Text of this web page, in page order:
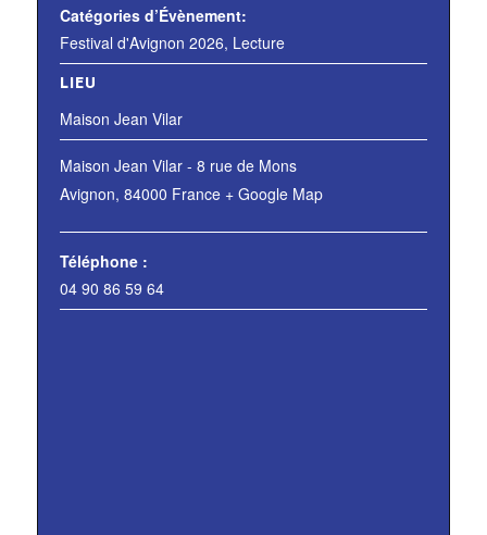
Catégories d’Évènement:
Festival d'Avignon 2026, Lecture
LIEU
Maison Jean Vilar
Maison Jean Vilar - 8 rue de Mons
Avignon, 84000 France + Google Map
Téléphone :
04 90 86 59 64